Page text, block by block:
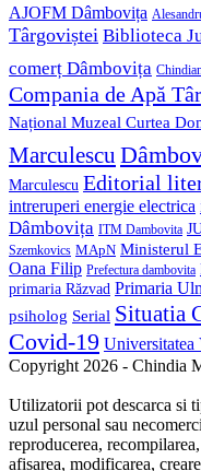
AJOFM Dâmbovița
Târgoviștei Biblioteca
comerț Dâmbovița
Compania de Apă
Național Muzeal Curtea
Marculescu
Marculescu Editorial
intreruperi energie electrica
Dâmbovița
ITM Dambovita
Szemkovics MApN Ministerul
Oana Filip Prefectura dambovita
primaria Răzvad Primaria
psiholog Serial Situatia
Covid-19 Universitatea
Copyright 2026 - Chindia
Utilizatorii pot descarca si
uzul personal sau
reproducerea,
afisarea, modificarea,